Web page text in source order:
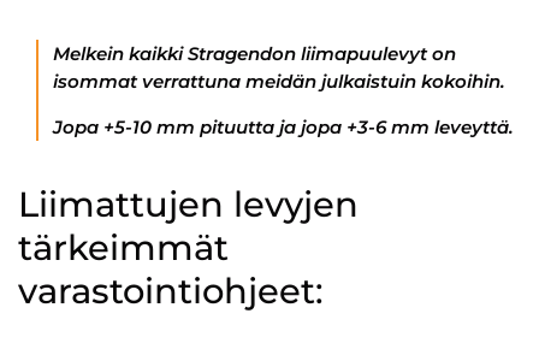
Melkein kaikki Stragendon liimapuulevyt on
isommat verrattuna meidän julkaistuin kokoihin.
Jopa +5-10 mm pituutta ja jopa +3-6 mm leveyttä.
Liimattujen levyjen
tärkeimmät
varastointiohjeet: